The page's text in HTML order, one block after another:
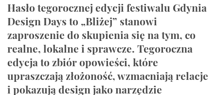
Hasło tegorocznej edycji festiwalu Gdynia
Design Days to „Bliżej” stanowi
zaproszenie do skupienia się na tym, co
realne, lokalne i sprawcze. Tegoroczna
edycja to zbiór opowieści, które
upraszczają złożoność, wzmacniają relacje
i pokazują design jako narzędzie